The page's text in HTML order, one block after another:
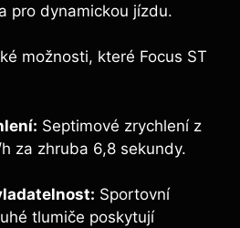
pro dynamickou jízdu.
možnosti, které Focus ST
Septimové zrychlení z
za zhruba 6,8 sekundy.
Sportovní
tlumiče poskytují